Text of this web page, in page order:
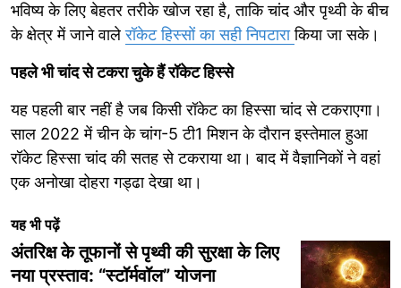
भविष्य के लिए बेहतर तरीके खोज रहा है, ताकि चांद और पृथ्वी के बीच
के क्षेत्र में जाने वालेरॉकेट हिस्सों का सही निपटाराकिया जा सके।
पहले भी चांद से टकरा चुके हैं रॉकेट हिस्से
यह पहली बार नहीं है जब किसी रॉकेट का हिस्सा चांद से टकराएगा।
साल 2022 में चीन के चांग-5 टी1 मिशन के दौरान इस्तेमाल हुआ
रॉकेट हिस्सा चांद की सतह से टकराया था। बाद में वैज्ञानिकों ने वहां
एक अनोखा दोहरा गड्ढा देखा था।
यह भी पढ़ें
अंतरिक्ष के तूफानों से पृथ्वी की सुरक्षा के लिए
नया प्रस्ताव: “स्टॉर्मवॉल” योजना